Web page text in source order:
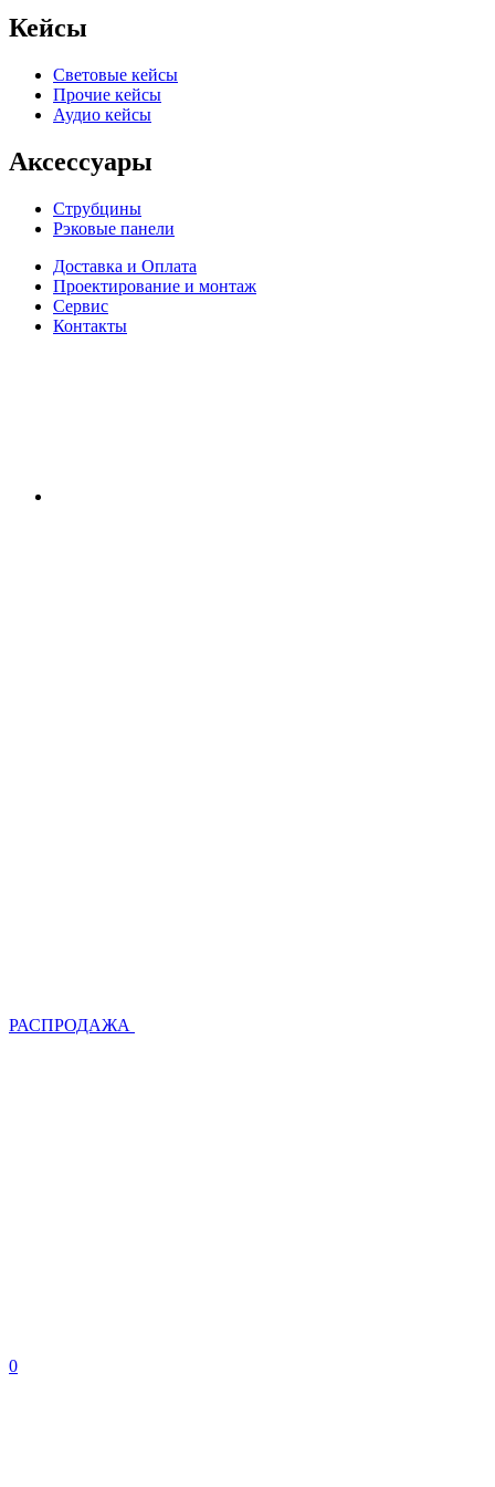
Кейсы
Световые кейсы
Прочие кейсы
Аудио кейсы
Аксессуары
Струбцины
Рэковые панели
Доставка и Оплата
Проектирование и монтаж
Сервис
Контакты
РАСПРОДАЖА
0